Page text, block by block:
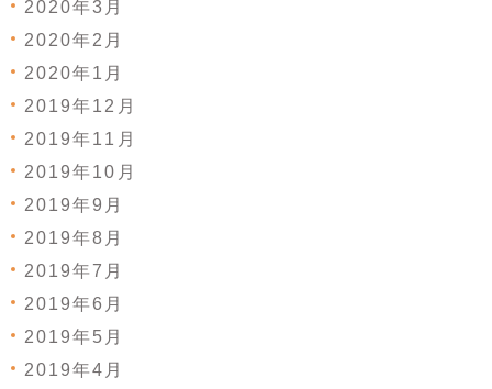
2020年3月
2020年2月
2020年1月
2019年12月
2019年11月
2019年10月
2019年9月
2019年8月
2019年7月
2019年6月
2019年5月
2019年4月